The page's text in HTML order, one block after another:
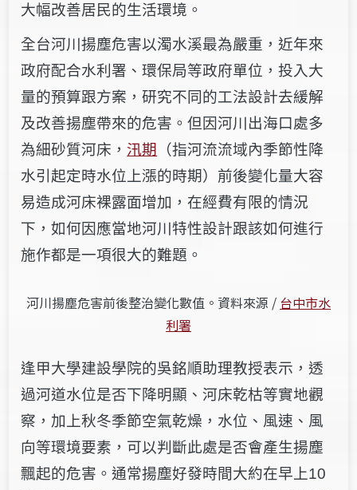
大幅改善居民的生活環境。
全台河川揚塵危害以濁水溪最為嚴重，近年來
政府配合水利署、環保局等政府單位，投入大
量的預算跟方案，研究不同的工法設計去緩解
及改善揚塵帶來的危害。但因河川出海口處多
為細砂質河床，汛期
（指河流流域內季節性降
水引起定時水位上漲的時期） 前後變化量大容
易造成河床裸露面增加，在經費有限的情況
下，如何因應當地河川特性設計跟該如何進行
施作都是一項很大的難題。
河川揚塵危害前後整治變化數值。資料來源 / 台中市水
利署
逢甲大學建設學院的吳銘順助理教授表示，透
過河道水位是否下降明顯、河床乾枯等實地觀
察，加上秋冬季節空氣乾燥，水位、風速、風
向等環境要素，可以判斷此處是否會產生揚塵
飄起的危害。通常揚塵好發時間大約在早上10